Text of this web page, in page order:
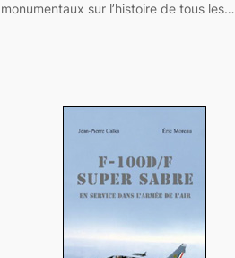
monumentaux sur l’histoire de tous les…